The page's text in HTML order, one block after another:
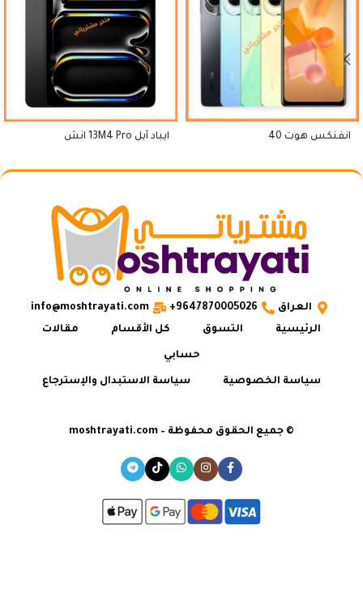
انفنكس هوت 40 ايباد أبل 13M4 Pro انش
العراق 9647870005026+
info@moshtrayati.com
الرئيسية
التسوق كل الأقسام مقالات
حسابي
سياسة الخصوصية سياسة الاستبدال والإسترجاع
© جميع الحقوق محفوظة – moshtrayati.com